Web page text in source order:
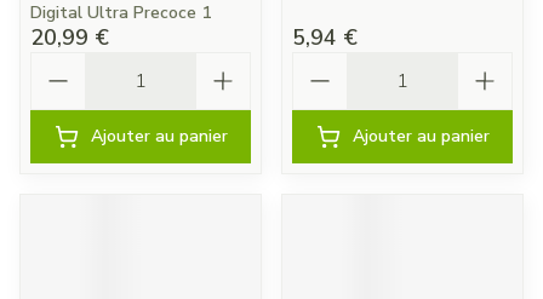
Digital Ultra Precoce 1
20,99 €
Ajouter au panier
5,94 €
Ajouter au panier